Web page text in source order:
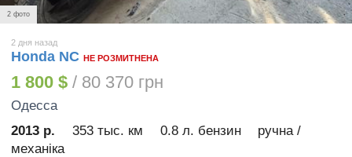
2 фото
2 дня назад
Honda NC НЕ РОЗМИТНЕНА
1 800 $ / 80 370 грн
Одесса
2013 р.
353 тыс. км 0.8 л. бензин
ручна /
механіка